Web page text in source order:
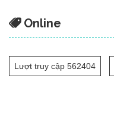
Online
Lượt truy cập 562404